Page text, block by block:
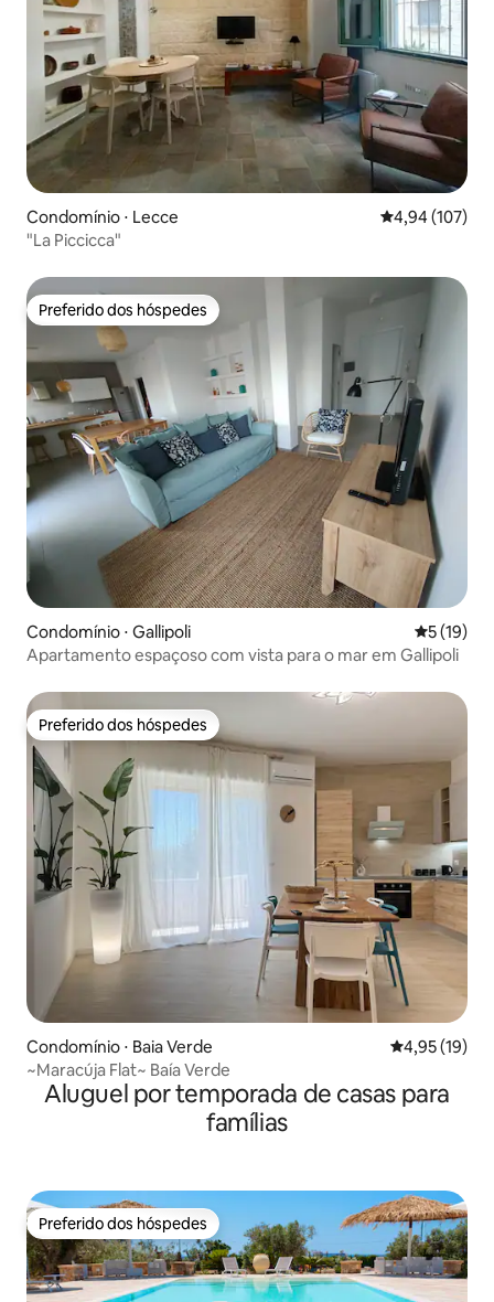
Condomínio ⋅ Lecce 4,94 de uma
4,94 (107)
"La Piccicca"
Preferido dos hóspedes
Preferido dos hóspedes
Condomínio ⋅ Gallipoli 5 de uma
5 (19)
Apartamento espaçoso com vista para o mar em Gallipoli
Preferido dos hóspedes
Preferido dos hóspedes
Condomínio ⋅ Baia Verde 4,95 de uma
4,95 (19)
~Maracúja Flat~ Baía Verde
Aluguel por temporada de casas para
famílias
Preferido dos hóspedes
Preferido dos hóspedes